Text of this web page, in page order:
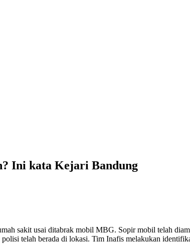
Ini kata Kejari Bandung
sakit usai ditabrak mobil MBG. Sopir mobil telah
telah berada di lokasi. Tim Inafis melakukan